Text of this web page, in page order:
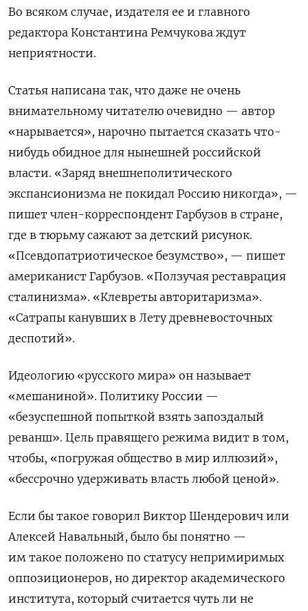
Во всяком случае, издателя ее и главного
редактора Константина Ремчукова ждут
неприятности.
Статья написана так, что даже не очень
внимательному читателю очевидно — автор
«нарывается», нарочно пытается сказать что-
нибудь обидное для нынешней российской
власти. «Заряд внешнеполитического
экспансионизма не покидал Россию никогда», —
пишет член-корреспондент Гарбузов в стране,
где в тюрьму сажают за детский рисунок.
«Псевдопатриотическое безумство», — пишет
американист Гарбузов. «Ползучая реставрация
сталинизма». «Клевреты авторитаризма».
«Сатрапы канувших в Лету древневосточных
деспотий».
Идеологию «русского мира» он называет
«мешаниной». Политику России —
«безуспешной попыткой взять запоздалый
реванш». Цель правящего режима видит в том,
чтобы, «погружая общество в мир иллюзий»,
«бессрочно удерживать власть любой ценой».
Если бы такое говорил Виктор Шендерович или
Алексей Навальный, было бы понятно —
им такое положено по статусу непримиримых
оппозиционеров, но директор академического
института, который считается чуть ли не